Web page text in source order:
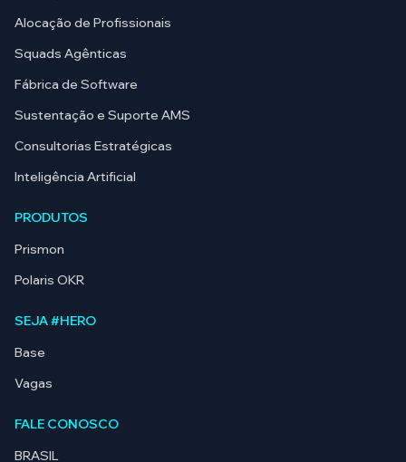
Alocação de Profissionais
Squads Agênticas
Fábrica de Software
Sustentação e Suporte AMS
Consultorias Estratégicas
Inteligência Artificial
PRODUTOS
Prismon
Polaris OKR
SEJA #HERO
Base
Vagas
FALE CONOSCO
BRASIL